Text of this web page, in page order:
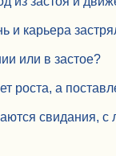
и карьера
или в застое?
роста, а
свидания,